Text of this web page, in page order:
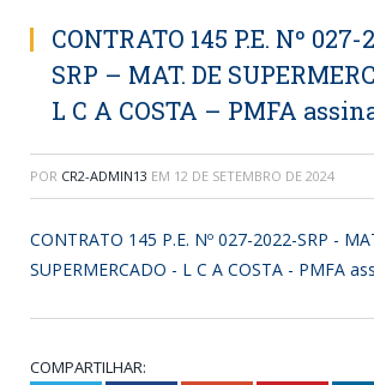
CONTRATO 145 P.E. Nº 027-
SRP – MAT. DE
L C A COSTA – PMFA
POR CR2-ADMIN13 EM 12 DE SETEMBRO DE 2024
CONTRATO 145 P.E. Nº 027-2022-SRP -
SUPERMERCADO - L C A COSTA - PMFA
COMPARTILHAR: